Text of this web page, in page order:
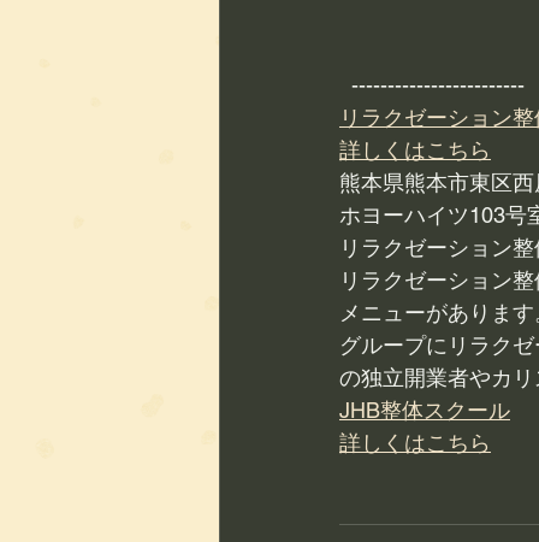
  ------------------------
リラクゼーション
詳しくはこちら
熊本県熊本市東区
ホヨーハイツ103号
リラクゼーション
リラクゼーション
メニューがありま
グループにリラク
の独立開業者やカ
JHB整体スクール
詳しくはこちら